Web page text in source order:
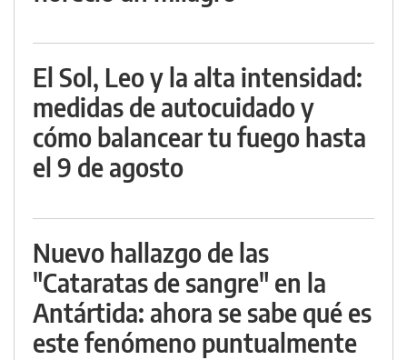
El Sol, Leo y la alta intensidad:
medidas de autocuidado y
cómo balancear tu fuego hasta
el 9 de agosto
Nuevo hallazgo de las
"Cataratas de sangre" en la
Antártida: ahora se sabe qué es
este fenómeno puntualmente